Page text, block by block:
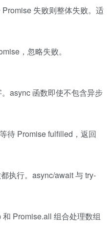
失败则整体失败。适
，忽略失败。
async 函数即使不包含异步
待 Promise fulfilled，返回
执行。async/await 与 try-
Promise.all 组合处理数组